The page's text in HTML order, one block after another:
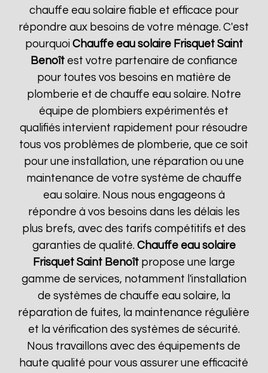
chauffe eau solaire fiable et efficace pour
répondre aux besoins de votre ménage. C'est
pourquoi Chauffe eau solaire Frisquet Saint
Benoîtest votre partenaire de confiance
pour toutes vos besoins en matière de
plomberie et de chauffe eau solaire. Notre
équipe de plombiers expérimentés et
qualifiés intervient rapidement pour résoudre
tous vos problèmes de plomberie, que ce soit
pour une installation, une réparation ou une
maintenance de votre système de chauffe
eau solaire. Nous nous engageons à
répondre à vos besoins dans les délais les
plus brefs, avec des tarifs compétitifs et des
garanties de qualité. Chauffe eau solaire
Frisquet Saint Benoîtpropose une large
gamme de services, notamment l'installation
de systèmes de chauffe eau solaire, la
réparation de fuites, la maintenance régulière
et la vérification des systèmes de sécurité.
Nous travaillons avec des équipements de
haute qualité pour vous assurer une efficacité